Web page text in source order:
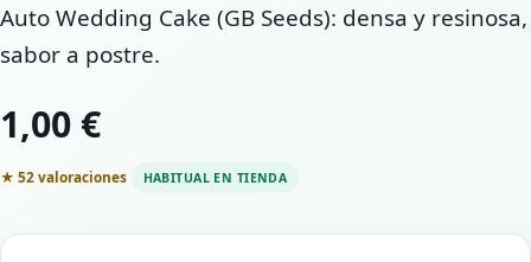
Auto Wedding Cake (GB Seeds): densa y resinosa,
sabor a postre.
1,00 €
★ 52 valoraciones HABITUAL EN TIENDA